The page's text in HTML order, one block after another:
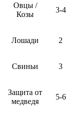
Овцы /
Козы
3-4
Лошади 2
Свиньи 3
Защита от
медведя
5-6